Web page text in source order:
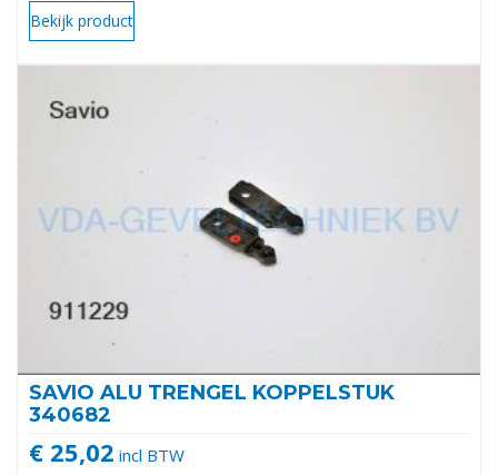
Bekijk product
SAVIO ALU TRENGEL KOPPELSTUK
340682
€ 25,02 incl BTW